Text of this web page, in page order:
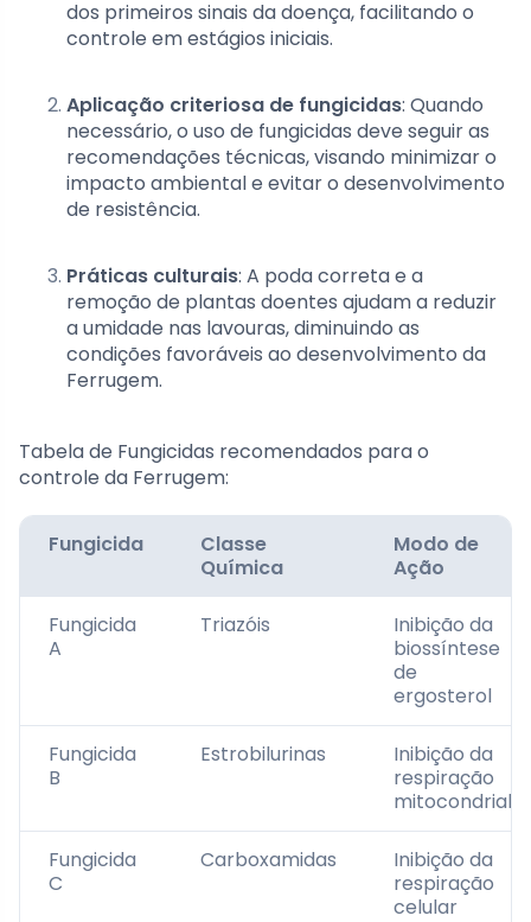
dos primeiros sinais da doença, facilitando o
controle em estágios iniciais.
Aplicação criteriosa de fungicidas: Quando
necessário, o uso de fungicidas deve seguir as
recomendações técnicas, visando minimizar o
impacto ambiental e evitar o desenvolvimento
de resistência.
Práticas culturais: A poda correta e a
remoção de plantas doentes ajudam a reduzir
a umidade nas lavouras, diminuindo as
condições favoráveis ao desenvolvimento da
Ferrugem.
Tabela de Fungicidas recomendados para o
controle da Ferrugem:
Fungicida
Classe
Química
Modo de
Ação
Fungicida
A
Triazóis
Inibição da
biossíntese
de
ergosterol
Fungicida
B
Estrobilurinas
Inibição da
respiração
mitocondrial
Fungicida
C
Carboxamidas
Inibição da
respiração
celular